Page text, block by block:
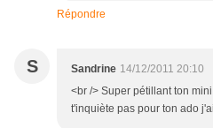
Répondre
S Sandrine 14/12/2011 20:10
<br /> Super pétillant ton
t'inquiète pas pour ton ado